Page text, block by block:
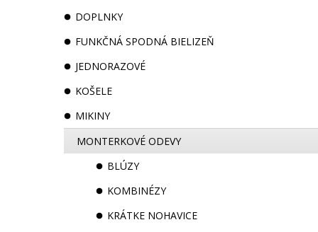
DOPLNKY
FUNKČNÁ SPODNÁ BIELIZEŇ
JEDNORAZOVÉ
KOŠELE
MIKINY
MONTERKOVÉ ODEVY
BLÚZY
KOMBINÉZY
KRÁTKE NOHAVICE